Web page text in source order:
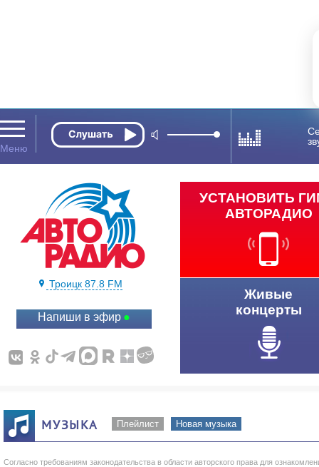
Троицк 87.8 FM
Напиши в эфир
УСТАНОВИТЬ
АВТОРАДИО
Живые
концерты
МУЗЫКА Плейлист Новая музыка
Согласно требованиям законодательства в области авторского права для